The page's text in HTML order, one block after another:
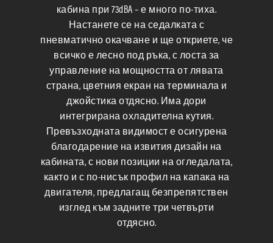
кабина при 73dBA – е много по-тиха.
Настанете се на седалката с
пневматично окачване и ще откриете, че
всичко е лесно под ръка, с лоста за
управление на мощността от лявата
страна, цветния екран на терминала и
джойстика отдясно. Има дори
интегрирана охладителна кутия.
Превъзходната видимост е осигурена
благодарение на извития дизайн на
кабината, с нови позиции на огледалата,
както и с по-нисък профил на капака на
двигателя, предлагащ безпрепятствен
изглед към задните три четвърти
отдясно.